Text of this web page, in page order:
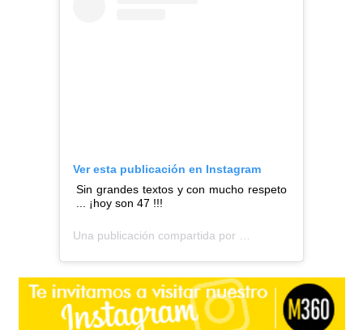
Ver esta publicación en Instagram
Sin grandes textos y con mucho respeto
... ¡hoy son 47 !!!